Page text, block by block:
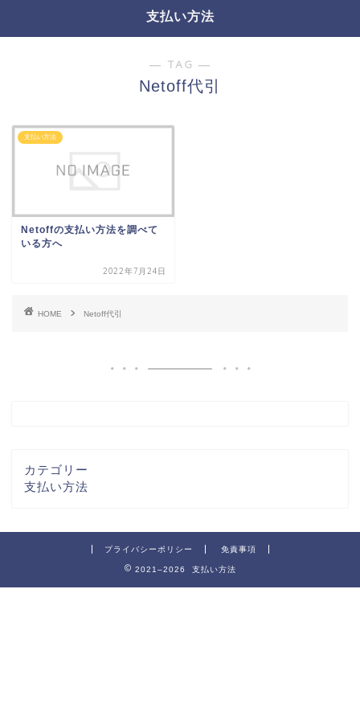
支払い方法
― TAG ―
Netoff代引
支払い方法
Netoffの支払い方法を調べて
いる方へ
2022年7月24日
HOME Netoff代引
カテゴリー
支払い方法
プライバシーポリシー 免責事項
2021–2026 支払い方法